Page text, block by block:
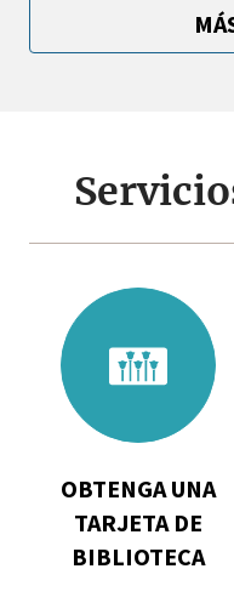
Obtenga
tarjeta
de
Biblioteca
OBTENGA UNA
TARJETA DE
BIBLIOTECA